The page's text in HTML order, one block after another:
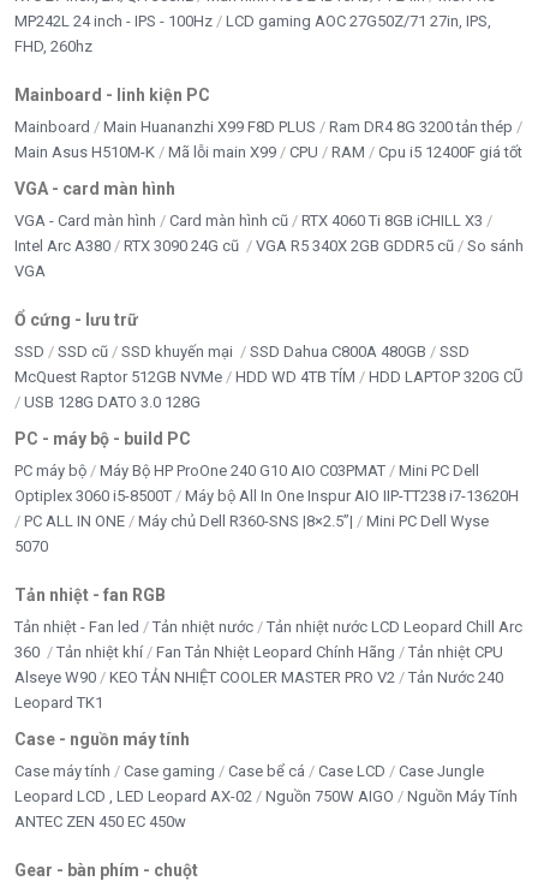
MP242L 24 inch - IPS - 100Hz
LCD gaming AOC 27G50Z/71 27in, IPS,
FHD, 260hz
Mainboard - linh kiện PC
Mainboard Main Huananzhi X99 F8D PLUS
Ram DR4 8G 3200 tản thép
Main Asus H510M-K
Mã lỗi main X99 CPU RAM Cpu i5 12400F giá tốt
VGA - card màn hình
VGA - Card màn hình Card màn hình cũ
RTX 4060 Ti 8GB iCHILL X3
Intel Arc A380
RTX 3090 24G cũ VGA R5 340X 2GB GDDR5 cũ
So sánh
VGA
Ổ cứng - lưu trữ
SSD SSD cũ SSD khuyến mại SSD Dahua C800A 480GB
SSD
McQuest Raptor 512GB NVMe
HDD WD 4TB TÍM
HDD LAPTOP 320G CŨ
USB 128G DATO 3.0 128G
PC - máy bộ - build PC
PC máy bộ Máy Bộ HP ProOne 240 G10 AIO C03PMAT
Mini PC Dell
Optiplex 3060 i5-8500T
Máy bộ All In One Inspur AIO IIP-TT238 i7-13620H
PC ALL IN ONE
Máy chủ Dell R360-SNS |8×2.5”|
Mini PC Dell Wyse
5070
Tản nhiệt - fan RGB
Tản nhiệt - Fan led Tản nhiệt nước
Tản nhiệt nước LCD Leopard Chill Arc
360
Tản nhiệt khí Fan Tản Nhiệt Leopard Chính Hãng
Tản nhiệt CPU
Alseye W90
KEO TẢN NHIỆT COOLER MASTER PRO V2
Tản Nước 240
Leopard TK1
Case - nguồn máy tính
Case máy tính Case gaming Case bể cá Case LCD
Case Jungle
Leopard LCD , LED Leopard AX-02
Nguồn 750W AIGO
Nguồn Máy Tính
ANTEC ZEN 450 EC 450w
Gear - bàn phím - chuột